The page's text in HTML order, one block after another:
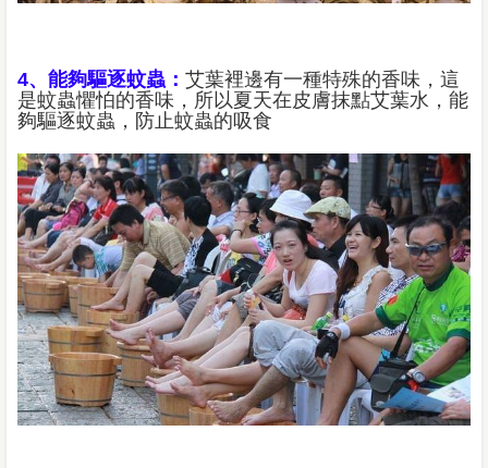
4、能夠驅逐蚊蟲： 艾葉裡邊有一種特殊的香味，這
是蚊蟲懼怕的香味，所以夏天在皮膚抹點艾葉水，能
夠驅逐蚊蟲，防止蚊蟲的吸食